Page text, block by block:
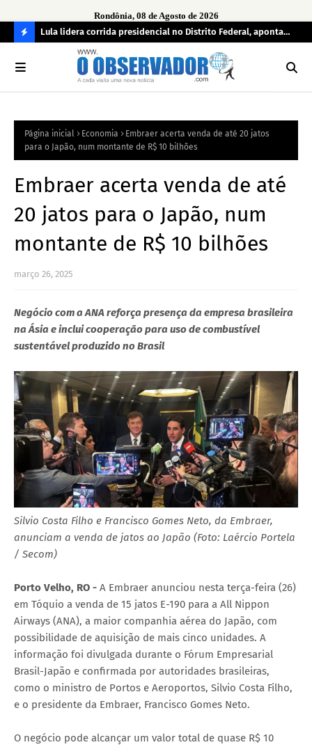
Rondônia, 08 de Agosto de 2026
O
R
Lula lidera corrida presidencial no Distrito Federal, aponta
pesquisa; Flávio Bolsonaro aparece em segundo
Página inicial Economia
Embraer acerta venda de até 20 jatos
para o Japão, num montante de R$ 10 bilhões
Embraer acerta venda de até
20 jatos para o Japão, num
montante de R$ 10 bilhões
março 26, 2025
Negócio com a ANA reforça presença da empresa brasileira
na Ásia e inclui cooperação para uso de combustível
sustentável produzido no Brasil
Silvio Costa Filho e Francisco Gomes Neto, da Embraer,
anunciam a venda de jatos ao Japão (Foto: Laércio Portela
/ Secom)
Porto Velho, RO - A Embraer anunciou nesta terça-feira (26)
em Tóquio a venda de 15 jatos E-190 para a All Nippon
Airways (ANA), a maior companhia aérea do Japão, com
possibilidade de aquisição de mais cinco unidades. A
informação foi divulgada durante o Fórum Empresarial
Brasil-Japão e confirmada por autoridades brasileiras,
como o ministro de Portos e Aeroportos, Silvio Costa Filho,
e o presidente da Embraer, Francisco Gomes Neto.
O negócio pode alcançar um valor total de quase R$ 10